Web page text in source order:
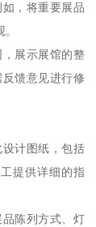
，将重要展品
展示展馆的整
馈意见进行修
计图纸，包括
提供详细的指
陈列方式、灯